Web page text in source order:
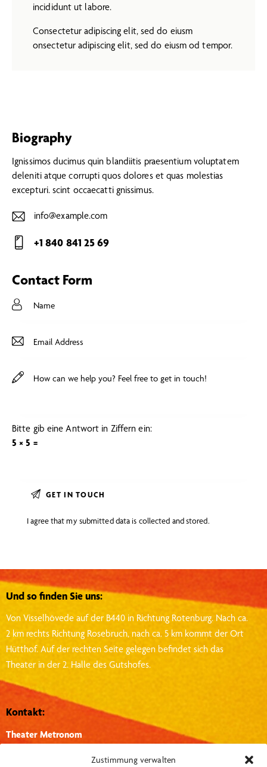
Zustimmung verwalten
incididunt ut labore.
Consectetur adipiscing elit, sed do eiusm
onsectetur adipiscing elit, sed do eiusm od tempor.
Biography
Ignissimos ducimus quin blandiitis praesentium voluptatem
deleniti atque corrupti quos dolores et quas molestias
excepturi. scint occaecatti gnissimus.
E-
ma
info@example.com
on
e:
+1 840 841 25 69
Contact Form
Bitte gib eine Antwort in Ziffern ein:
5 × 5 =
I agree that my submitted data is collected and stored.
Und so finden Sie uns:
Von Visselhövede auf der B440 in Richtung Rotenburg. Nach ca.
2 km rechts Richtung Rosebruch, nach ca. 5 km kommt der Ort
Hütthof. Auf der rechten Seite gelegen befindet sich das
Theater in der 2. Halle des Gutshofes.
Kontakt:
Theater Metronom